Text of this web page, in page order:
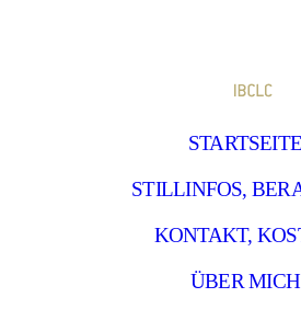
STARTSEITE
STILLINFOS,
KONTAKT,
ÜBER MICH